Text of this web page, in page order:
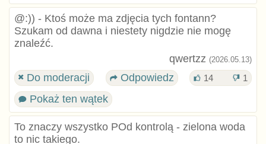
@:)) - Ktoś może ma zdjęcia tych fontann?
Szukam od dawna i niestety nigdzie nie mogę
znaleźć.
qwertzz (2026.05.13)
Do moderacji Odpowiedz 14 1
Pokaż ten wątek
To znaczy wszystko POd kontrolą - zielona woda
to nic takiego.